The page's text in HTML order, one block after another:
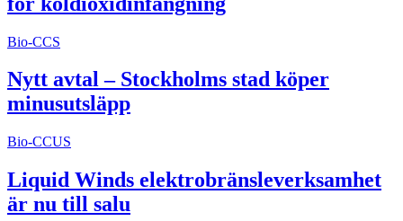
Bio-CCS
Nytt avtal – Stockholms stad köper
minusutsläpp
Bio-CCUS
Liquid Winds elektrobränsleverksamhet
är nu till salu